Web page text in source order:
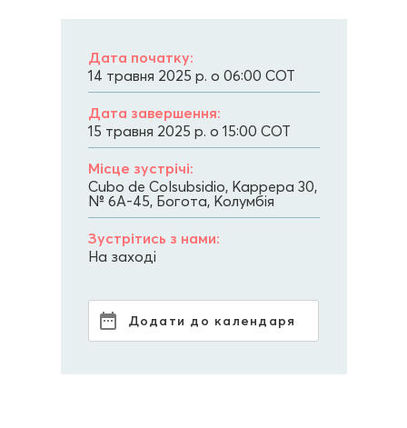
Дата початку:
14 травня 2025 р. о 06:00 COT
Дата завершення:
15 травня 2025 р. о 15:00 COT
Місце зустрічі:
Cubo de Colsubsidio, Каррера 30,
№ 6A-45, Богота, Колумбія
Зустрітись з нами:
На заході
Додати до календаря